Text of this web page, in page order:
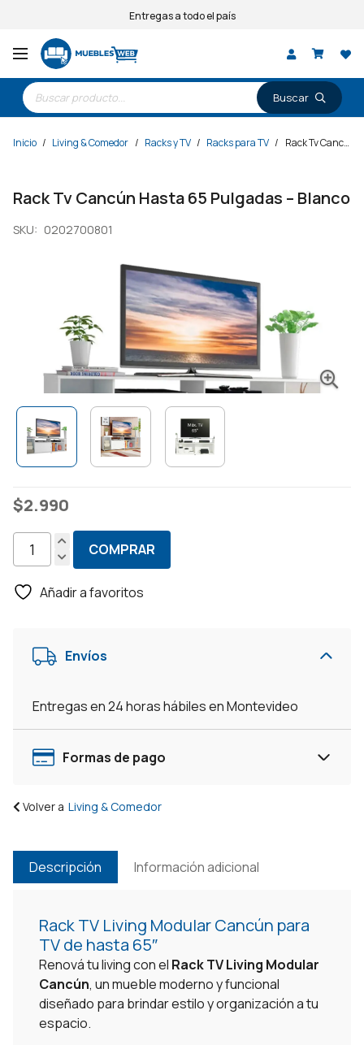
Entregas a todo el país
Búsqueda
de
productos
Inicio / Living & Comedor / Racks y TV / Racks para TV / Rack Tv Cancún Hasta 65 Pulgadas – Blanco
Rack Tv Cancún Hasta 65 Pulgadas – Blanco
SKU: 0202700801
$2.990
Rack
Cancún
Pulgadas
cantidad
COMPRAR
Añadir a favoritos
Envíos
Entregas en 24 horas hábiles en Montevideo
Formas de pago
Volver a Living & Comedor
Descripción Información adicional
Rack TV Living Modular Cancún para
TV de hasta 65″
Renová tu living con el Rack TV Living Modular
Cancún, un mueble moderno y funcional
diseñado para brindar estilo y organización a tu
espacio.